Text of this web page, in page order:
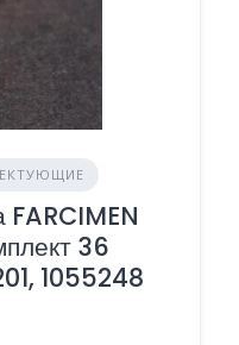
36
1055248